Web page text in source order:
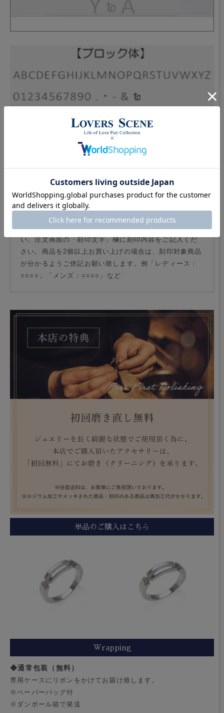
・使用可能文字、記号
A～Zのアルファベット大文字、0～9の英数字、ハイフン( - )、
ピリオド( . )、アンド記号( & )、小文字の「to」(1文字分)、中
※記号、スペースなども1文字としてカウントされます
プルダウンメニューからご希望の書体をお選びくださ
い。注文画面の「刻印文字」欄に刻印内容をご記入くだ
さい。商品を2個以上お買い上げの場合は、刻印対象商品
が分かるようご併記お願い致します。例「レディース：
○○○○」「メンズ：○○○○」など
単品のご購入はこちら
Wrapping
◆通常包装（無料）
専用ケースにリボンをかけてお届け致します。
※ペーパーバッグ付
※ダンボール箱で発送